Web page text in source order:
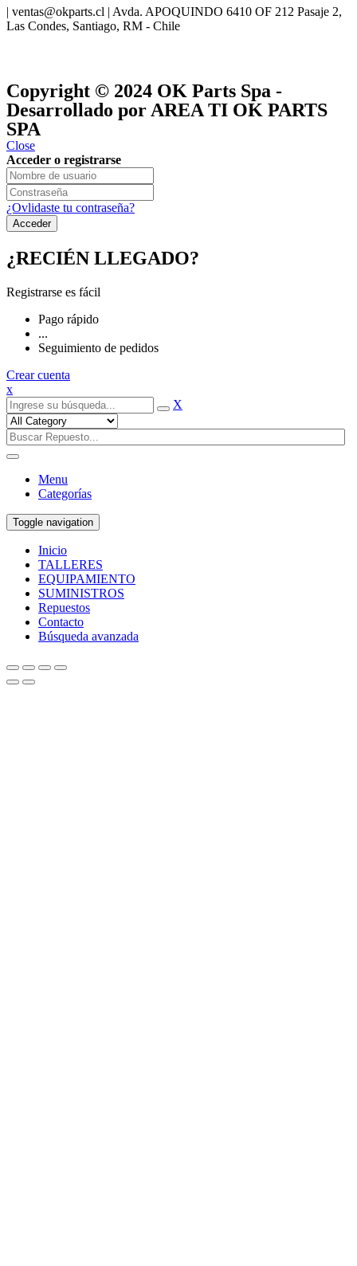
| ventas@okparts.cl | Avda. APOQUINDO 6410 OF 212 Pasaje 2,
Las Condes, Santiago, RM - Chile
Copyright © 2024 OK Parts Spa -
Desarrollado por AREA TI OK PARTS
SPA
Close
Acceder o registrarse
¿Ovlidaste tu contraseña?
¿RECIÉN LLEGADO?
Registrarse es fácil
Pago rápido
...
Seguimiento de pedidos
Crear cuenta
x
X
Menu
Categorías
Toggle navigation
Inicio
TALLERES
EQUIPAMIENTO
SUMINISTROS
Repuestos
Contacto
Búsqueda avanzada